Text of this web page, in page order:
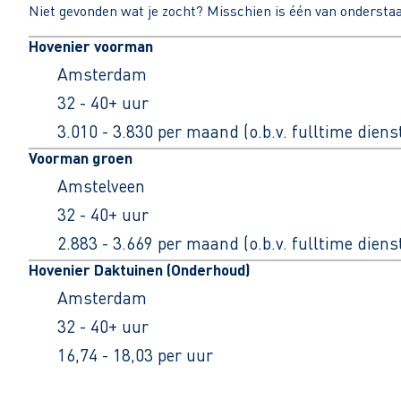
Niet gevonden wat je zocht? Misschien is één van
Hovenier voorman
Amsterdam
32 - 40+ uur
3.010 - 3.830 per maand (o.b.v. fulltime
Voorman groen
Amstelveen
32 - 40+ uur
2.883 - 3.669 per maand (o.b.v. fulltime
Hovenier Daktuinen (Onderhoud)
Amsterdam
32 - 40+ uur
16,74 - 18,03 per uur